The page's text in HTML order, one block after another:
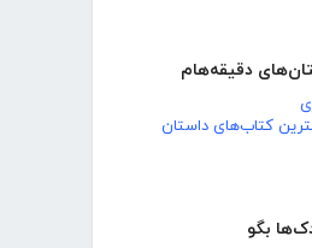
دقیقه‌هام
کتاب‌های داستان
بگو